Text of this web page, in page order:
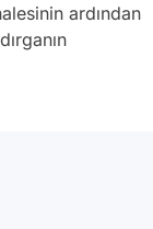
ardından